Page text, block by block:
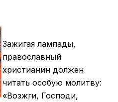
Зажигаялампады,
православный
христианин должен
читать особую молитву:
«Возжги, Господи,